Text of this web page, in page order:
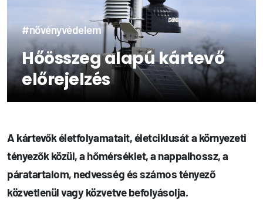
#növényvédelem
Hőösszeg alapú kártevő
előrejelzés
A kártevők életfolyamatait, életciklusát a környezeti
tényezők közül, a hőmérséklet, a nappalhossz, a
páratartalom, nedvesség és számos tényező
közvetlenül vagy közvetve befolyásolja.